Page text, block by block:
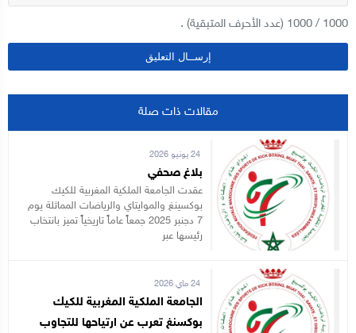
1000
/
1000 (عدد الأحرف المتبقية) .
مقالات ذات صلة
24 يونيو 2026
بلاغ صحفي
عقدت الجامعة الملكية المغربية للكيك
بوكسينغ والموايتاي والرياضات المماثلة يوم
7 دجنبر 2025 جمعاً عاماً تاريخياً تميز بانتخاب
رئيسها عبر
24 ماي 2026
الجامعة الملكية المغربية للكيك
بوكسنغ تعرب عن ارتياحها للتجاوب